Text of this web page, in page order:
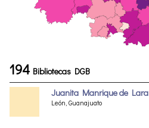
194 Bibliotecas DGB
Juanita Manrique de Lara
León, Guanajuato